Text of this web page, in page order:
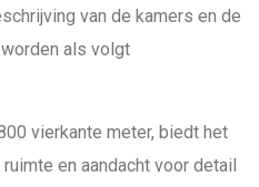
van de kamers en de
als volgt
vierkante meter, biedt het
en aandacht voor detail